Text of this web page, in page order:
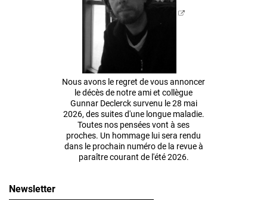
Nous avons le regret de vous annoncer
le décès de notre ami et collègue
Gunnar Declerck survenu le 28 mai
2026, des suites d'une longue maladie.
Toutes nos pensées vont à ses
proches. Un hommage lui sera rendu
dans le prochain numéro de la revue à
paraître courant de l'été 2026.
Newsletter